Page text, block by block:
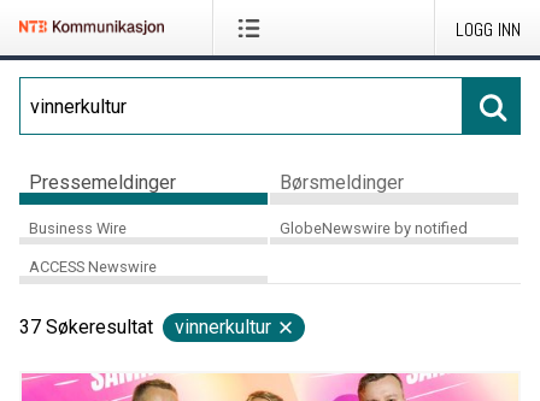
LOGG INN
Pressemeldinger Børsmeldinger
Business Wire GlobeNewswire by notified
ACCESS Newswire
37 Søkeresultat vinnerkultur